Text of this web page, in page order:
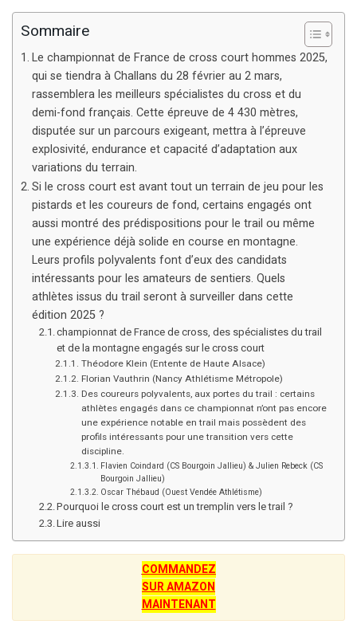
Sommaire
Le championnat de France de cross court hommes 2025,
qui se tiendra à Challans du 28 février au 2 mars,
rassemblera les meilleurs spécialistes du cross et du
demi-fond français. Cette épreuve de 4 430 mètres,
disputée sur un parcours exigeant, mettra à l’épreuve
explosivité, endurance et capacité d’adaptation aux
variations du terrain.
Si le cross court est avant tout un terrain de jeu pour les
pistards et les coureurs de fond, certains engagés ont
aussi montré des prédispositions pour le trail ou même
une expérience déjà solide en course en montagne.
Leurs profils polyvalents font d’eux des candidats
intéressants pour les amateurs de sentiers. Quels
athlètes issus du trail seront à surveiller dans cette
édition 2025 ?
championnat de France de cross, des spécialistes du trail
et de la montagne engagés sur le cross court
Théodore Klein (Entente de Haute Alsace)
Florian Vauthrin (Nancy Athlétisme Métropole)
Des coureurs polyvalents, aux portes du trail : certains
athlètes engagés dans ce championnat n’ont pas encore
une expérience notable en trail mais possèdent des
profils intéressants pour une transition vers cette
discipline.
Flavien Coindard (CS Bourgoin Jallieu) & Julien Rebeck (CS
Bourgoin Jallieu)
Oscar Thébaud (Ouest Vendée Athlétisme)
Pourquoi le cross court est un tremplin vers le trail ?
Lire aussi
COMMANDEZ
SUR AMAZON
MAINTENANT